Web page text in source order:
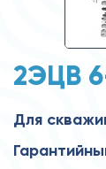
2ЭЦВ
Для